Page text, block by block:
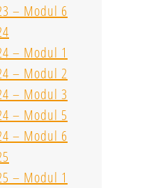
– Modul 6
– Modul 1
– Modul 2
– Modul 3
– Modul 5
– Modul 6
– Modul 1